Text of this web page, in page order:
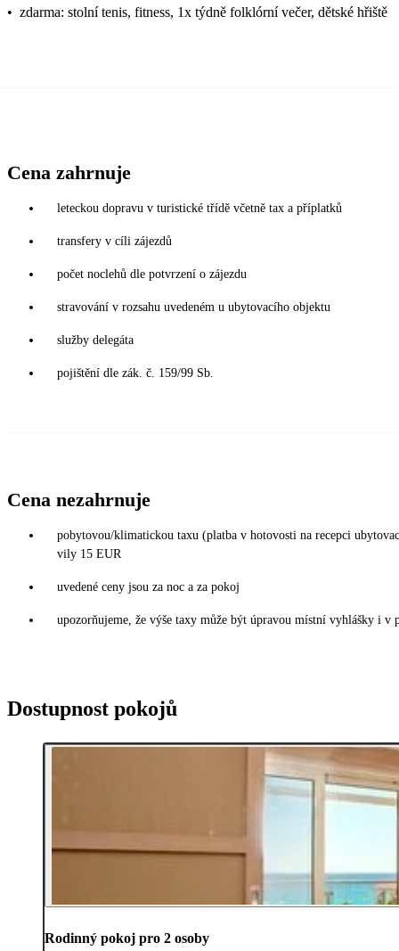
• zdarma: stolní tenis, fitness, 1x týdně folklórní večer, dětské hřiště
Cena zahrnuje
leteckou dopravu v turistické třídě včetně tax a příplatků
transfery v cíli zájezdů
počet noclehů dle potvrzení o zájezdu
stravování v rozsahu uvedeném u ubytovacího objektu
služby delegáta
pojištění dle zák. č. 159/99 Sb.
Cena nezahrnuje
pobytovou/klimatickou taxu (platba v hotovosti na recepci
vily 15 EUR
uvedené ceny jsou za noc a za pokoj
upozorňujeme, že výše taxy může být úpravou místní vyhlášky i
Dostupnost pokojů
Rodinný pokoj pro 2 osoby